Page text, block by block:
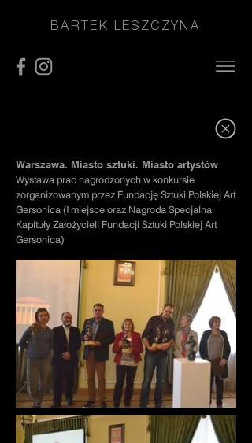
BARTEK LESZCZYNA
Warszawa. Miasto sztuki. Miasto artystów
Wystawa prac nagrodzonych w konkursie
zorganizowanym przez Fundację Sztuki Polskiej Art
Gersonica (I miejsce oraz Nagroda Specjalna
Kapituły Założycieli Fundacji Sztuki Polskiej Art
Gersonica)